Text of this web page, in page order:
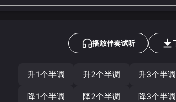
播放伴奏试听
升1个半调 升2个半调 升3个半调
降1个半调 降2个半调 降3个半调